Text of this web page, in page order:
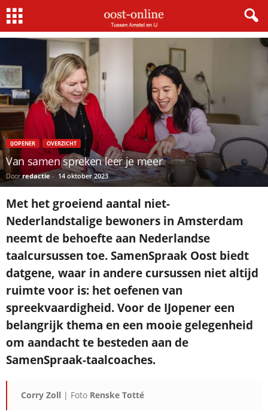
Home Van samen spreken leer je meer
IJOPENER OVERZICHT
Van samen spreken leer je meer
Door redactie - 14 oktober 2023
Met het groeiend aantal niet-
Nederlandstalige bewoners in Amsterdam
neemt de behoefte aan Nederlandse
taalcursussen toe. SamenSpraak Oost biedt
datgene, waar in andere cursussen niet altijd
ruimte voor is: het oefenen van
spreekvaardigheid. Voor de IJopener een
belangrijk thema en een mooie gelegenheid
om aandacht te besteden aan de
SamenSpraak-taalcoaches.
Corry Zoll | Foto Renske Totté